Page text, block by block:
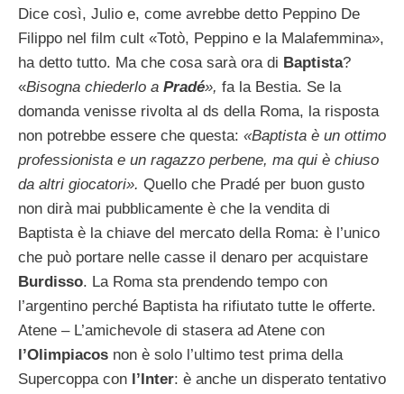
Dice così, Julio e, come avrebbe detto Peppino De
Filippo nel film cult «Totò, Peppino e la Malafemmina»,
ha detto tutto. Ma che cosa sarà ora di Baptista?
«Bisogna chiederlo a Pradé», fa la Bestia. Se la
domanda venisse rivolta al ds della Roma, la risposta
non potrebbe essere che questa: «Baptista è un ottimo
professionista e un ragazzo perbene, ma qui è chiuso
da altri giocatori». Quello che Pradé per buon gusto
non dirà mai pubblicamente è che la vendita di
Baptista è la chiave del mercato della Roma: è l’unico
che può portare nelle casse il denaro per acquistare
Burdisso. La Roma sta prendendo tempo con
l’argentino perché Baptista ha rifiutato tutte le offerte.
Atene – L’amichevole di stasera ad Atene con
l’Olimpiacos non è solo l’ultimo test prima della
Supercoppa con l’Inter: è anche un disperato tentativo